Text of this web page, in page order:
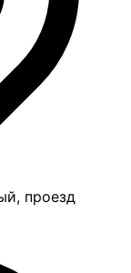
проезд